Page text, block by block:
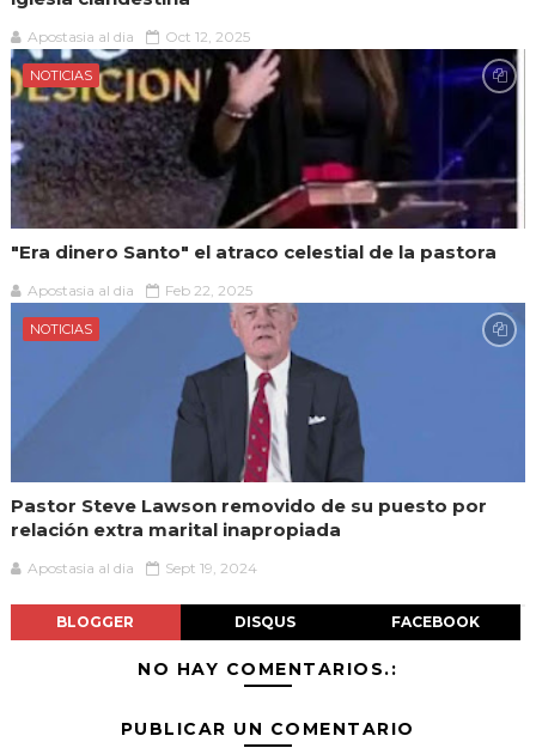
Apostasia al dia Oct 12, 2025
NOTICIAS
"Era dinero Santo" el atraco celestial de la pastora
Apostasia al dia Feb 22, 2025
NOTICIAS
Pastor Steve Lawson removido de su puesto por
relación extra marital inapropiada
Apostasia al dia Sept 19, 2024
BLOGGER DISQUS FACEBOOK
NO HAY COMENTARIOS.:
PUBLICAR UN COMENTARIO